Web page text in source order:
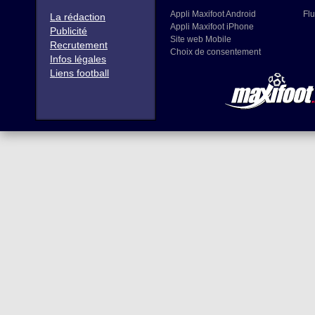
La rédaction
Publicité
Recrutement
Infos légales
Liens football
Appli Maxifoot Android
Appli Maxifoot iPhone
Site web Mobile
Choix de consentement